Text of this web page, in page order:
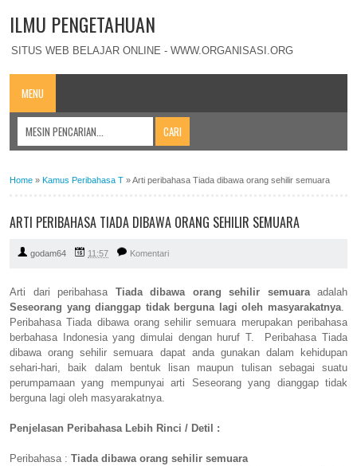
ILMU PENGETAHUAN
SITUS WEB BELAJAR ONLINE - WWW.ORGANISASI.ORG
MENU
Home » Kamus Peribahasa T »Arti peribahasa Tiada dibawa orang sehilir semuara
ARTI PERIBAHASA TIADA DIBAWA ORANG SEHILIR SEMUARA
godam64 11:57 Komentari
Arti dari peribahasa Tiada dibawa orang sehilir semuaraadalah
Seseorang yang dianggap tidak berguna lagi oleh masyarakatnya.
Peribahasa Tiada dibawa orang sehilir semuara merupakan peribahasa
berbahasa Indonesia yang dimulai dengan huruf T. Peribahasa Tiada
dibawa orang sehilir semuara dapat anda gunakan dalam kehidupan
sehari-hari, baik dalam bentuk lisan maupun tulisan sebagai suatu
perumpamaan yang mempunyai arti Seseorang yang dianggap tidak
berguna lagi oleh masyarakatnya.
Penjelasan Peribahasa Lebih Rinci / Detil :
Peribahasa : Tiada dibawa orang sehilir semuara